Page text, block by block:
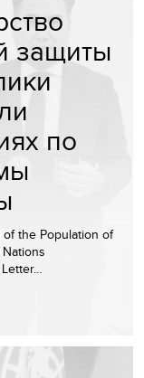
защиты
по
the Population of